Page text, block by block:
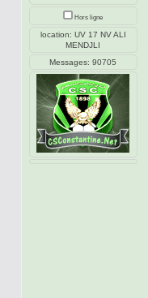
Hors ligne
location: UV 17 NV ALI
MENDJLI
Messages: 90705